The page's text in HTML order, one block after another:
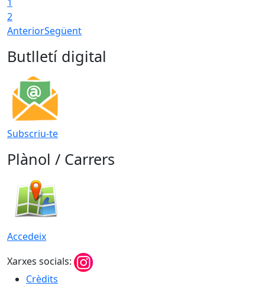
2
AnteriorSegüent
Butlletí digital
Subscriu-te
Plànol / Carrers
Accedeix
Xarxes socials:
Crèdits